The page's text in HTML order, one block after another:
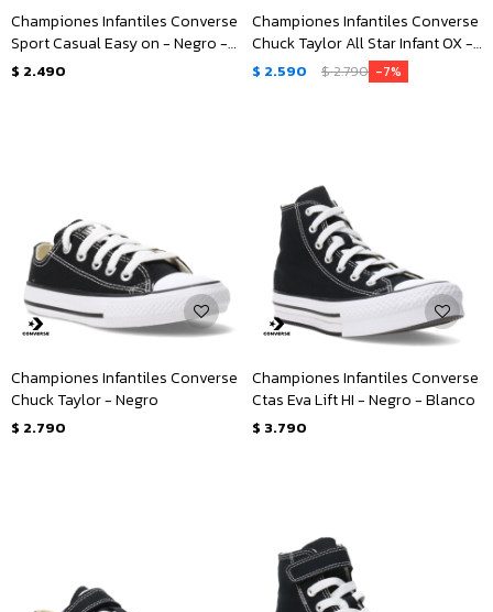
Championes Infantiles Converse
Sport Casual Easy on - Negro -
Blanco
$ 2.490
Championes Infantiles Converse
Chuck Taylor All Star Infant OX -
Negro
$ 2.590 $2.790 7
Championes Infantiles Converse
Chuck Taylor - Negro
$ 2.790
Championes Infantiles Converse
Ctas Eva Lift HI - Negro - Blanco
$ 3.790